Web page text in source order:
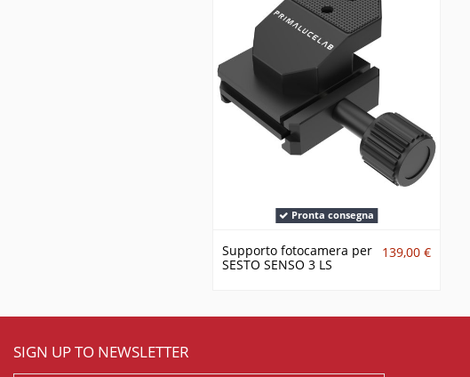
Pronta consegna
Supporto fotocamera per
SESTO SENSO 3 LS
139,00 €
SIGN UP TO NEWSLETTER